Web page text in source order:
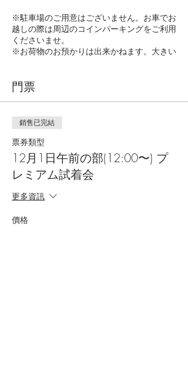
※駐車場のご用意はございません。お車でお
越しの際は周辺のコインパーキングをご利用
くださいませ。
※お荷物のお預かりは出来かねます。大きい
このイベントに関するご質問は、【
info@4silentbirds.com
門票
銷售已完結
票券類型
12月1日午前の部(12:00〜) プ
レミアム試着会
更多資訊
價格